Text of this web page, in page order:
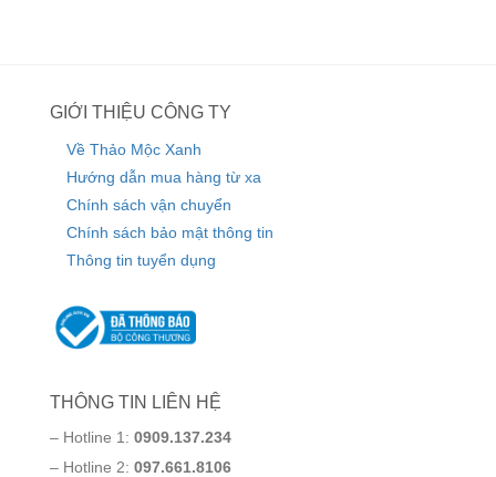
GIỚI THIỆU CÔNG TY
Về Thảo Mộc Xanh
Hướng dẫn mua hàng từ xa
Chính sách vận chuyển
Chính sách bảo mật thông tin
Thông tin tuyển dụng
THÔNG TIN LIÊN HỆ
– Hotline 1: 0909.137.234
– Hotline 2: 097.661.8106